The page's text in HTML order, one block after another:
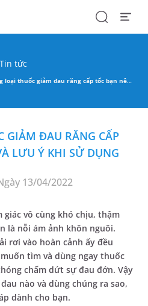
SearchOpen
Tin tức
thuốc giảm đau răng cấp tốc bạn nên biết và lưu ý khi sử dụng
GIẢM ĐAU RĂNG CẤP
LƯU Ý KHI SỬ DỤNG
13/04/2022
vô cùng khó chịu, thậm
là nỗi ám ảnh khôn nguôi.
rơi vào hoàn cảnh ấy đều
tìm và dùng ngay thuốc
chấm dứt sự đau đớn. Vậy
nào và dùng chúng ra sao,
dành cho bạn.